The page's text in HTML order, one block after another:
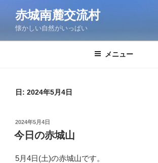
ン
赤城南麓交流村
懐かしい自然がいっぱい
メニュー
日: 2024年5月4日
投
稿
日:
2024年5月4日
今日の赤城山
5月4日(土)の赤城山です。